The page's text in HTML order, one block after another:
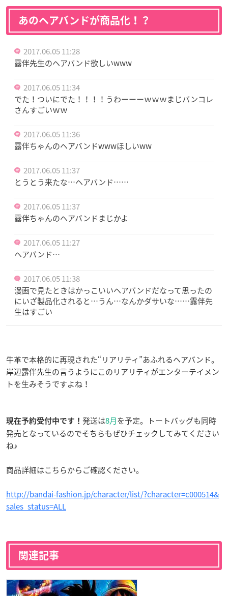
あのヘアバンドが商品化！？
2017.06.05 11:28
露伴先生のヘアバンド欲しいwww
2017.06.05 11:34
でた！ついにでた！！！！うわーーーｗｗｗまじバンコレ
さんすごいｗｗ
2017.06.05 11:36
露伴ちゃんのヘアバンドwwwほしいww
2017.06.05 11:37
とうとう来たな…ヘアバンド……
2017.06.05 11:37
露伴ちゃんのヘアバンドまじかよ
2017.06.05 11:27
ヘアバンド…
2017.06.05 11:38
漫画で見たときはかっこいいヘアバンドだなって思ったの
にいざ製品化されると…うん…なんかダサいな……露伴先
生はすごい
牛革で本格的に再現された“リアリティ”あふれるヘアバンド。
岸辺露伴先生の言うようにこのリアリティがエンターテイメン
トを生みそうですよね！
現在予約受付中です！ 発送は8月を予定。トートバッグも同時
発売となっているのでそちらもぜひチェックしてみてください
ね♪
商品詳細はこちらからご確認ください。
http://bandai-fashion.jp/character/list/?character=c000514&
sales_status=ALL
関連記事